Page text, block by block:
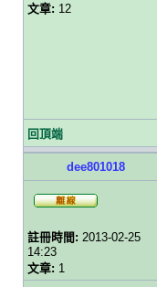
文章: 12
回頂端
dee801018
註冊時間: 2013-02-25
14:23
文章: 1